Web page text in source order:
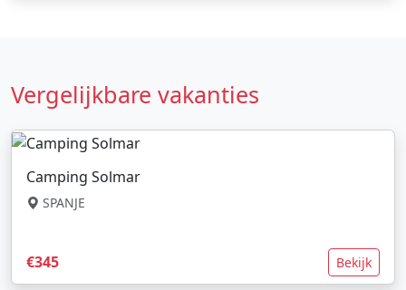
Vergelijkbare vakanties
Camping Solmar
SPANJE
€345 Bekijk